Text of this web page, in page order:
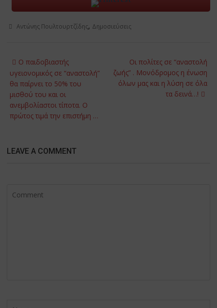
Αντώνης Πουλτουρτζίδης, Δημοσιεύσεις
Post
navigation
O παιδοβιαστής
υγειονομικός σε “αναστολή”
θα παίρνει το 50% του
μισθού του και οι
ανεμβολίαστοι τίποτα. Ο
πρώτος τιμά την επιστήμη …
Οι πολίτες σε “αναστολή
ζωής” . Μονόδρομος η ένωση
όλων μας και η λύση σε όλα
τα δεινά…!
LEAVE A COMMENT